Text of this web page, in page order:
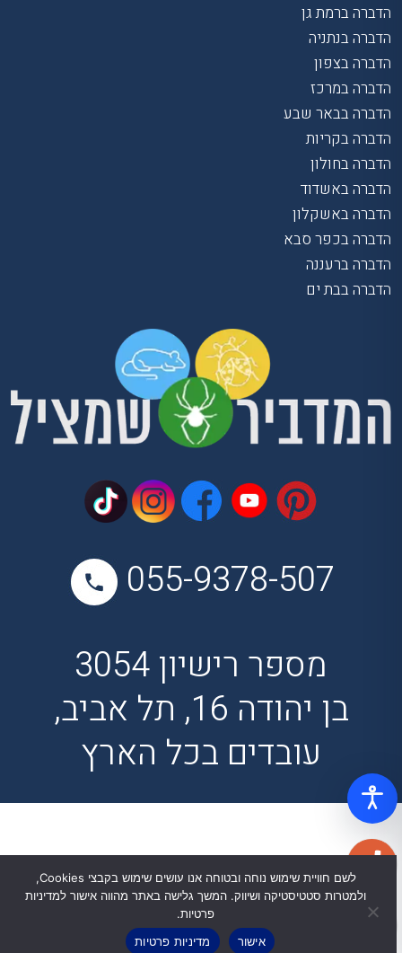
הדברה ברמת גן
הדברה בנתניה
הדברה בצפון
הדברה במרכז
הדברה בבאר שבע
הדברה בקריות
הדברה בחולון
הדברה באשדוד
הדברה באשקלון
הדברה בכפר סבא
הדברה ברעננה
הדברה בבת ים
055-9378-507
מספר רישיון 3054
בן יהודה 16, תל אביב,
עובדים בכל הארץ
לשם חוויית שימוש נוחה ובטוחה אנו עושים שימוש בקבצי Cookies,
ולמטרות סטטיסטיקה ושיווק. המשך גלישה באתר מהווה אישור למדיניות
פרטיות.
אישור
מדיניות פרטיות